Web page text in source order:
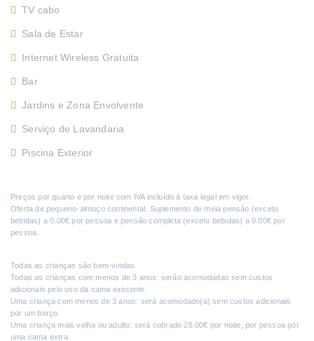
TV cabo
Sala de Estar
Internet Wireless Gratuita
Bar
Jardins e Zona Envolvente
Serviço de Lavandaria
Piscina Exterior
Preços por quarto e por noite com IVA incluído à taxa legal em vigor.
Oferta de pequeno-almoço continental. Suplemento de meia pensão (exceto
bebidas) a 0.00€ por pessoa e pensão completa (exceto bebidas) a 0.00€ por
pessoa.
Todas as crianças são bem-vindas.
Todas as crianças com menos de 3 anos: serão acomodadas sem custos
adicionais pelo uso da cama existente.
Uma criança com menos de 3 anos: será acomodado(a) sem custos adicionais
por um berço.
Uma criança mais velha ou adulto: será cobrado 25.00€ por noite, por pessoa por
uma cama extra.